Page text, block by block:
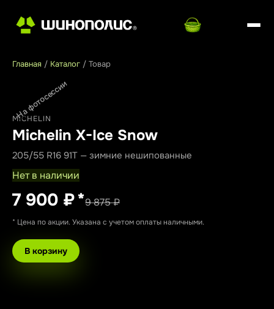
Главная / Каталог / Товар
На фотосессии
MICHELIN
Michelin X-Ice Snow
205/55 R16 91T — зимние нешипованные
Нет в наличии
7 900 ₽*9 875 ₽
* Цена по акции. Указана с учетом оплаты наличными.
В корзину